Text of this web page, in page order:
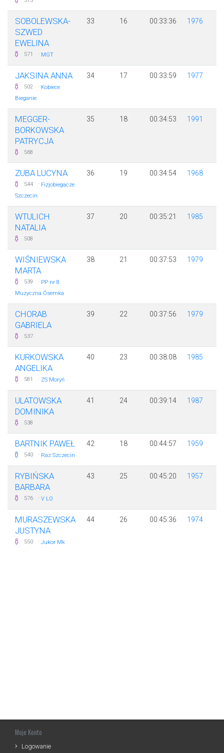
SOBOLEWSKA-
SZWED
EWELINA
571 · MGT
33 16 00:33:36 1976
JAKSINA ANNA
502 · Kobiece
Bieganie
34 17 00:33:59 1977
MEGGER-
BORKOWSKA
PATRYCJA
568
35 18 00:34:53 1991
ZUBA LUCYNA
544 · Fizjobiegacze
Szczecin
36 19 00:34:54 1968
WTULICH
NATALIA
508
37 20 00:35:21 1985
WIŚNIEWSKA
MARTA
539 · PP nr 8
Muzyczna Ósemka
38 21 00:37:53 1979
CHORAB
GABRIELA
537
39 22 00:37:56 1979
KURKOWSKA
ANGELIKA
581 · ZS Moryń
40 23 00:38:08 1985
ULATOWSKA
DOMINIKA
538
41 24 00:39:14 1987
BARTNIK PAWEŁ
540 · Raz Szczecin
42 18 00:44:57 1959
RYBIŃSKA
BARBARA
576 · V LO
43 25 00:45:20 1957
MURASZEWSKA
JUSTYNA
550 · Jukor Mk
44 26 00:45:36 1974
Moje Konto
Logowanie